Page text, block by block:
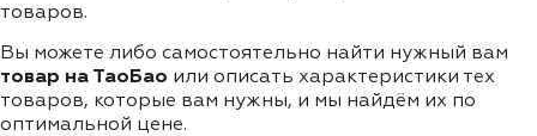
товаров.
Вы можете либо самостоятельно найти нужный вам
товар на ТаоБао или описать характеристики тех
товаров, которые вам нужны, и мы найдём их по
оптимальной цене.